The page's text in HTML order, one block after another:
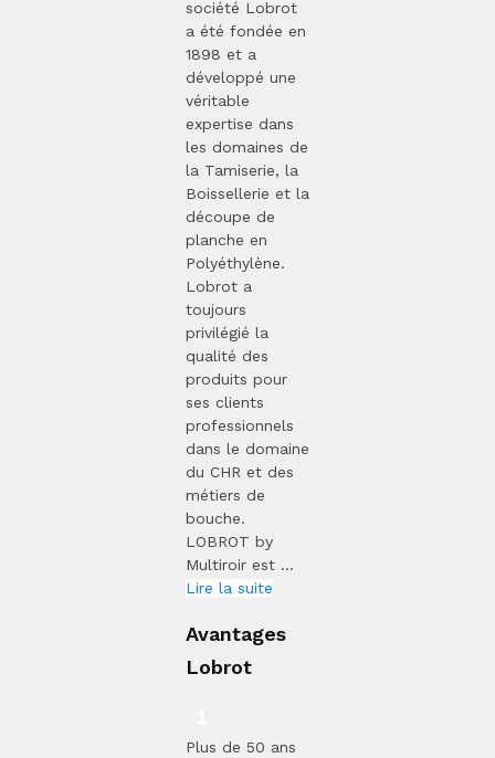
société Lobrot
a été fondée en
1898 et a
développé une
véritable
expertise dans
les domaines de
la Tamiserie, la
Boissellerie et la
découpe de
planche en
Polyéthylène.
Lobrot a
toujours
privilégié la
qualité des
produits pour
ses clients
professionnels
dans le domaine
du CHR et des
métiers de
bouche.
LOBROT by
Multiroir est ...
Lire la suite
Avantages
Lobrot
Plus de 50 ans